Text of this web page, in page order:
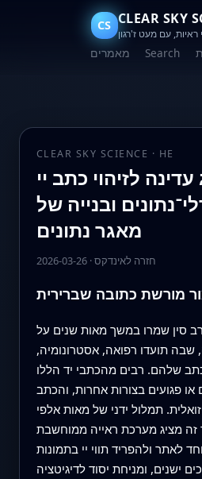
CS CLEAR SKY
עם מעט ז'רגון
מאמרים Search
CLEAR SKY SCIENCE · HE
לזיהוי כתב יי
ובנייה של
מאגר נתונים
2026-03-26·חזרה לאינדקס
מורשת כתובה שברירית
סין שמרו במשך מאות שנים על
תועדו רפואה, אסטרונומיה,
שלהם. רבים מהכתבי יד הללו
פגועים בצורות אחרות, והכתב
תמלול ידני של מאות אלפי
זה מציג מערכת ראייה ממוחשבת
לאתר ולהפריד תווי יי בתמונות
ישנים, ומניחת יסוד לדיגיטציה